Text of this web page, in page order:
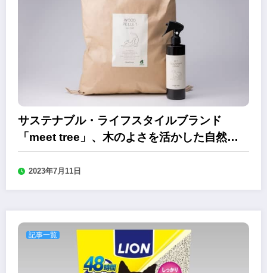
サステナブル・ライフスタイルブランド
「meet tree」、木のよさを活かした自然派
ペット用品を発売
2023年7月11日
記事一覧